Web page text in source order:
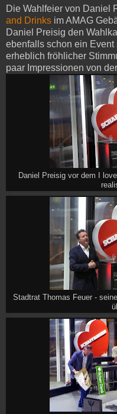
Die Wahlfeier von Daniel
and Drinks im AMAG
Daniel Preisig den
ebenfalls schon ein
erheblich fröhlicher
paar Impressionen von
Daniel Preisig vor dem I
Stadtrat Thomas Feuer -